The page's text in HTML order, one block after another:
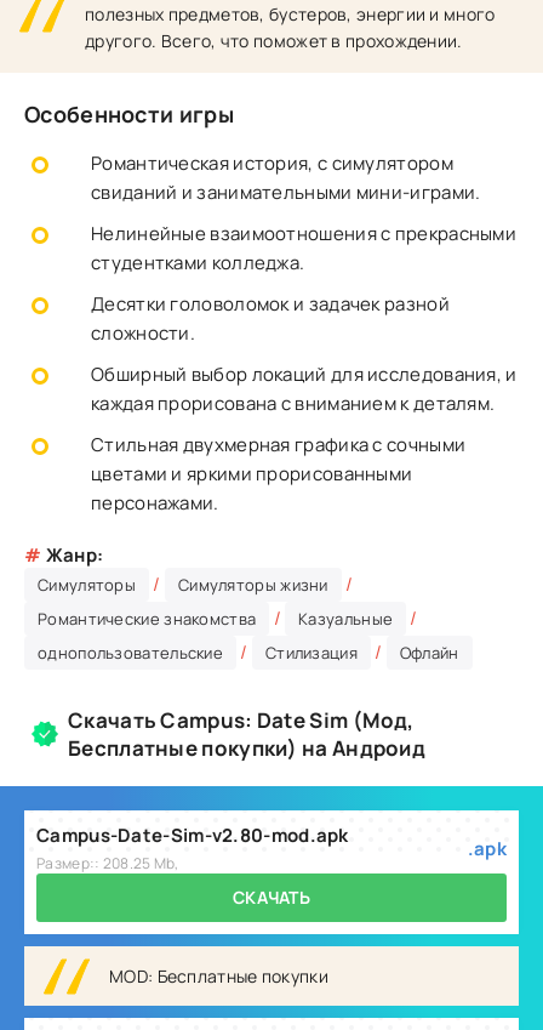
полезных предметов, бустеров, энергии и много
другого. Всего, что поможет в прохождении.
Особенности игры
Романтическая история, с симулятором
свиданий и занимательными мини-играми.
Нелинейные взаимоотношения с прекрасными
студентками колледжа.
Десятки головоломок и задачек разной
сложности.
Обширный выбор локаций для исследования, и
каждая прорисована с вниманием к деталям.
Стильная двухмерная графика с сочными
цветами и яркими прорисованными
персонажами.
# Жанр:
Симуляторы / Симуляторы жизни /
Романтические знакомства / Казуальные /
однопользовательские / Стилизация / Офлайн
Скачать Campus: Date Sim (Мод,
Бесплатные покупки) на Андроид
Campus-Date-Sim-v2.80-mod.apk
Размер:: 208.25 Mb,
.apk
СКАЧАТЬ
MOD: Бесплатные покупки